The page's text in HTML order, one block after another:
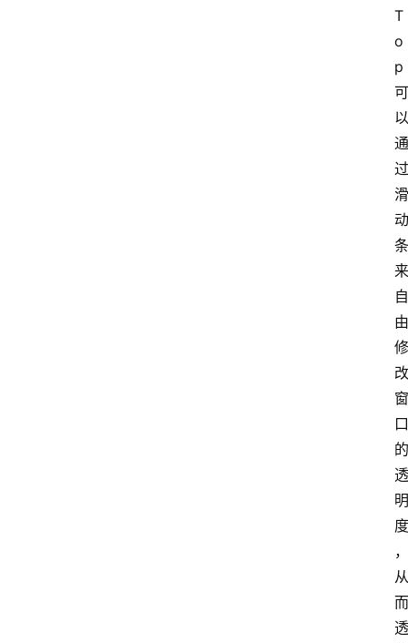
T
o
p
可
以
通
过
滑
动
条
来
自
由
修
改
窗
口
的
透
明
度
，
从
而
透